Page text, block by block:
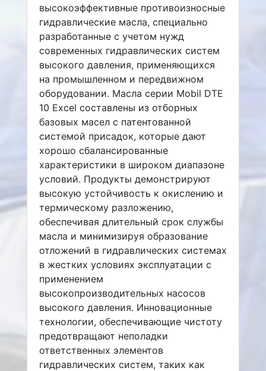
высокоэффективные противоизносные
гидравлические масла, специально
разработанные с учетом нужд
современных гидравлических систем
высокого давления, применяющихся
на промышленном и передвижном
оборудовании. Масла серии Mobil DTE
10 Excel составлены из отборных
базовых масел с патентованной
системой присадок, которые дают
хорошо сбалансированные
характеристики в широком диапазоне
условий. Продукты демонстрируют
высокую устойчивость к окислению и
термическому разложению,
обеспечивая длительный срок службы
масла и минимизируя образование
отложений в гидравлических системах
в жестких условиях эксплуатации с
применением
высокопроизводительных насосов
высокого давления. Инновационные
технологии, обеспечивающие чистоту
предотвращают неполадки
ответственных элементов
гидравлических систем, таких как